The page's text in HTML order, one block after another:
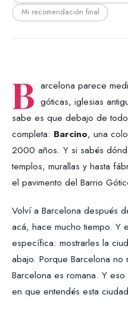
Mi recomendación final
B arcelona parece
góticas, iglesias
sabe es que debajo de
completa: Barcino, una
2000 años. Y si sabés
templos, murallas y hasta
el pavimento del Barrio
Volví a Barcelona después
acá, hace mucho tiempo. Y
específica: mostrarles la
abajo. Porque Barcelona
Barcelona es romana. Y
en que entendés esta